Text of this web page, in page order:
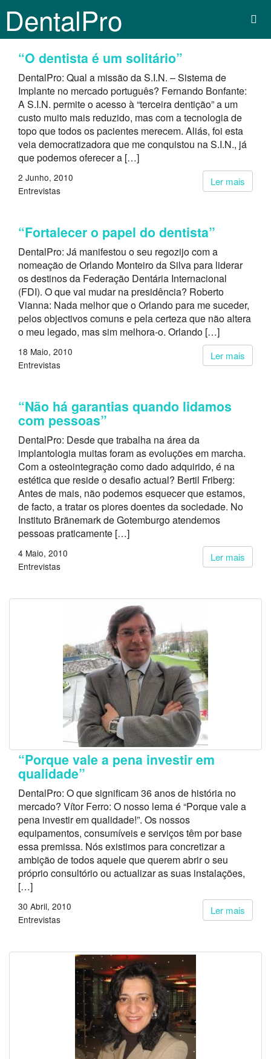
DentalPro
“O dentista é um solitário”
DentalPro: Qual a missão da S.I.N. – Sistema de
Implante no mercado português? Fernando Bonfante:
A S.I.N. permite o acesso à “terceira dentição” a um
custo muito mais reduzido, mas com a tecnologia de
topo que todos os pacientes merecem. Aliás, foi esta
veia democratizadora que me conquistou na S.I.N., já
que podemos oferecer a […]
Ler mais
2 Junho, 2010
Entrevistas
“Fortalecer o papel do dentista”
DentalPro: Já manifestou o seu regozijo com a
nomeação de Orlando Monteiro da Silva para liderar
os destinos da Federação Dentária Internacional
(FDI). O que vai mudar na presidência? Roberto
Vianna: Nada melhor que o Orlando para me suceder,
pelos objectivos comuns e pela certeza que não altera
o meu legado, mas sim melhora-o. Orlando […]
Ler mais
18 Maio, 2010
Entrevistas
“Não há garantias quando lidamos
com pessoas”
DentalPro: Desde que trabalha na área da
implantologia muitas foram as evoluções em marcha.
Com a osteointegração como dado adquirido, é na
estética que reside o desafio actual? Bertil Friberg:
Antes de mais, não podemos esquecer que estamos,
de facto, a tratar os piores doentes da sociedade. No
Instituto Bränemark de Gotemburgo atendemos
pessoas praticamente […]
Ler mais
4 Maio, 2010
Entrevistas
“Porque vale a pena investir em
qualidade”
DentalPro: O que significam 36 anos de história no
mercado? Vítor Ferro: O nosso lema é “Porque vale a
pena investir em qualidade!”. Os nossos
equipamentos, consumíveis e serviços têm por base
essa premissa. Nós existimos para concretizar a
ambição de todos aquele que querem abrir o seu
próprio consultório ou actualizar as suas instalações,
[…]
Ler mais
30 Abril, 2010
Entrevistas